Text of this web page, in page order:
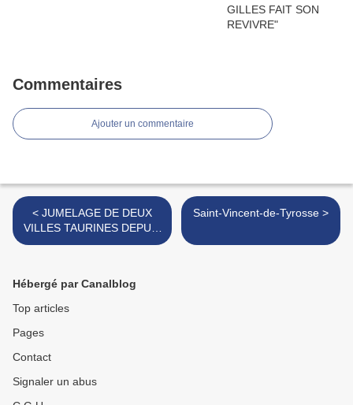
Commentaires
Ajouter un commentaire
< JUMELAGE DE DEUX
VILLES TAURINES DEPUIS
25 ANS
Saint-Vincent-de-Tyrosse >
Hébergé par Canalblog
Top articles
Pages
Contact
Signaler un abus